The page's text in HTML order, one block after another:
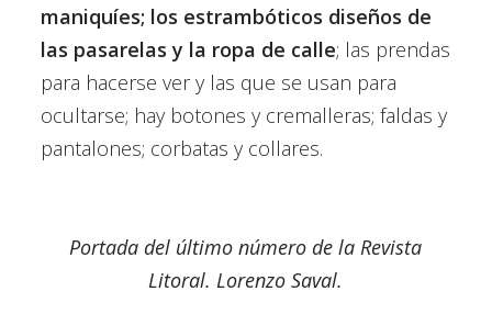
maniquíes; los estrambóticos diseños de
las pasarelas y la ropa de calle; las prendas
para hacerse ver y las que se usan para
ocultarse; hay botones y cremalleras; faldas y
pantalones; corbatas y collares.
Portada del último número de la Revista
Litoral. Lorenzo Saval.